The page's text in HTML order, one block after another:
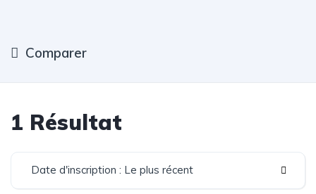
Comparer
1 Résultat
Date d'inscription : Le plus récent